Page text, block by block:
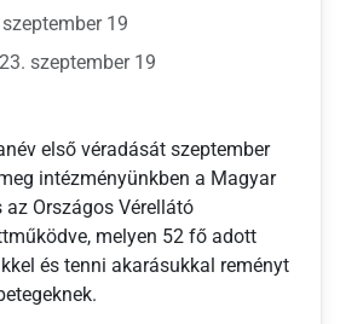
19
szeptember 19
első véradását szeptember
intézményünkben a Magyar
az Országos Vérellátó
melyen 52 fő adott
és tenni akarásukkal reményt